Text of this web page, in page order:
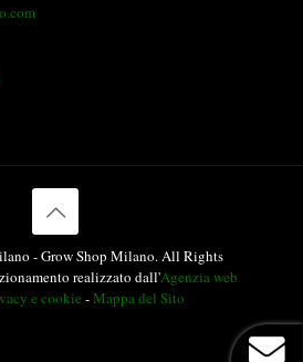
- Grow Shop Milano. All Rights
realizzato dall'Agenzia web
e cookie -Mappa del Sito